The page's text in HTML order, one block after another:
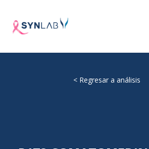
< Regresar a análisis